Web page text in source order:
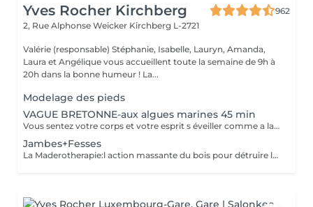
Yves Rocher Kirchberg
962
2, Rue Alphonse Weicker Kirchberg L-2721
Valérie (responsable) Stéphanie, Isabelle, Lauryn, Amanda,
Laura et Angélique vous accueillent toute la semaine de 9h à
20h dans la bonne humeur ! La...
Modelage des pieds
VAGUE BRETONNE-aux algues marines 45 min
Vous sentez votre corps et votre esprit s éveiller comme a la suite d un bain dans l OCEAN. Vous vous tonicité et leur confort. sentez légère et revitalisée. Vos jambes retrouvent leur tonicité et leur confort
Jambes+Fesses
La Maderotherapie:l action massante du bois pour détruire la cellulite. *Active la circulation sanguine et lymphatique *Réduit les tensions musculaires. *Raffermie et tonifie la peau.